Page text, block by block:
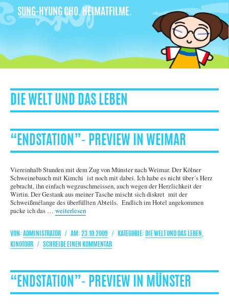
SUNG-HYUNG CHO. HEIMATFILME.
DIE WELT UND DAS LEBEN
“ENDSTATION”- PREVIEW IN WEIMAR
Viereinhalb Stunden mit dem Zug von Münster nach Weimar. Der Kölner
Schweinebauch mit Kimchi ist noch mit dabei. Ich habe es nicht über´s Herz
gebracht, ihn einfach wegzuschmeissen, auch wegen der Herzlichkeit der
Wirtin. Der Gestank aus meiner Tasche mischt sich diskret mit der
Schweißmélange des überfüllten Abteils. Endlich im Hotel angekommen
packe ich das …„“Endstation”- Preview in Weimar“
weiterlesen
AUTOR
ADMINISTRATOR
VERÖFFENTLICHT
AM
23.10.2009 KATEGORIEN
DIE WELT UND DAS LEBEN,
KINOTOUR
SCHREIBE EINEN KOMMENTARZU
IN
WEIMAR
“ENDSTATION”- PREVIEW IN MÜNSTER